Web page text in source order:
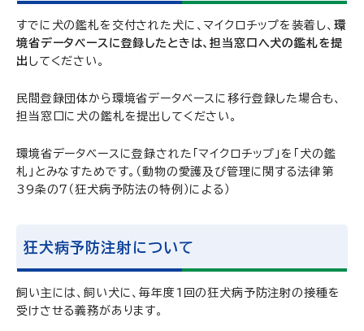
すでに犬の鑑札を交付された犬に、マイクロチップを装着し、 環
境省データベースに登録したときは、担当窓口へ犬の鑑札を提
出 してください。
民間登録団体から環境省データベースに移行登録した場合も、
担当窓口に犬の鑑札を提出してください。
環境省データベースに登録された「マイクロチップ」を「犬の鑑
札」とみなすためです。（動物の愛護及び管理に関する法律第
39条の7（狂犬病予防法の特例）による）
狂犬病予防注射について
飼い主には、飼い犬に、毎年度1回の狂犬病予防注射の接種を
受けさせる義務があります。